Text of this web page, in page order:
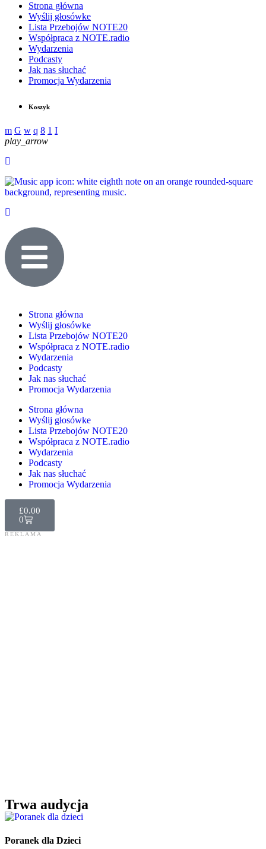
Strona główna
Wyślij głosówke
Lista Przebojów NOTE20
Współpraca z NOTE.radio
Wydarzenia
Podcasty
Jak nas słuchać
Promocja Wydarzenia
Koszyk
play_arrow
Strona główna
Wyślij głosówke
Lista Przebojów NOTE20
Współpraca z NOTE.radio
Wydarzenia
Podcasty
Jak nas słuchać
Promocja Wydarzenia
Strona główna
Wyślij głosówke
Lista Przebojów NOTE20
Współpraca z NOTE.radio
Wydarzenia
Podcasty
Jak nas słuchać
Promocja Wydarzenia
£0.00
0
Trwa audycja
Poranek dla Dzieci